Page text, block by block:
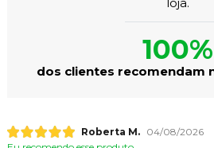
100%
dos clientes recomendam
Roberta M.
04/08/2026